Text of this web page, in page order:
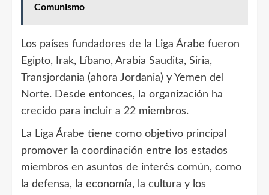
Comunismo
Los países fundadores de la Liga Árabe fueron
Egipto, Irak, Líbano, Arabia Saudita, Siria,
Transjordania (ahora Jordania) y Yemen del
Norte. Desde entonces, la organización ha
crecido para incluir a 22 miembros.
La Liga Árabe tiene como objetivo principal
promover la coordinación entre los estados
miembros en asuntos de interés común, como
la defensa, la economía, la cultura y los